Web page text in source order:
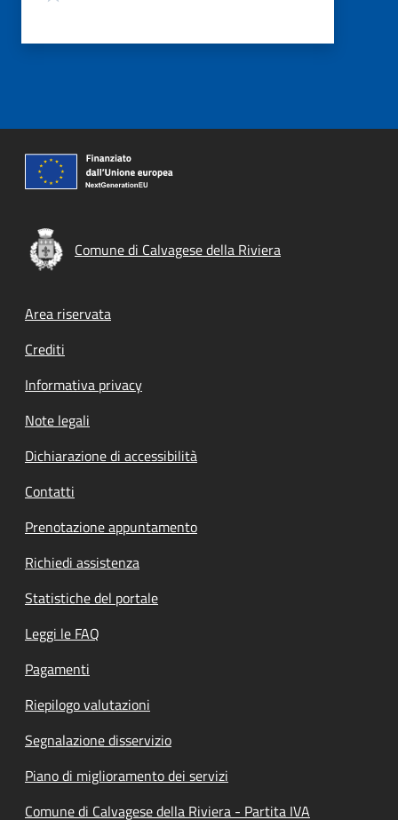
Comune di Calvagese della Riviera
Footer menu
Area riservata
Crediti
Informativa privacy
Note legali
Dichiarazione di accessibilità
Contatti
Prenotazione appuntamento
Richiedi assistenza
Statistiche del portale
Leggi le FAQ
Pagamenti
Riepilogo valutazioni
Segnalazione disservizio
Piano di miglioramento dei servizi
Comune di Calvagese della Riviera - Partita IVA